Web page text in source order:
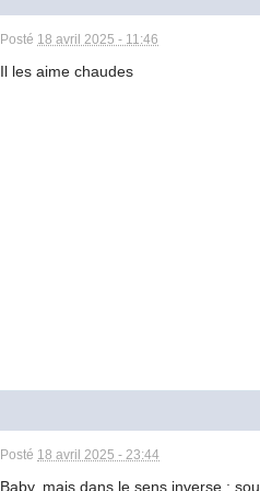
Posté 18 avril 2025 - 11:46
Il les aime chaudes
Posté 18 avril 2025 - 23:44
Baby, mais dans le sens inverse :